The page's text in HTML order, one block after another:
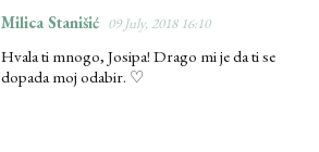
Milica Stanišić 09 July, 2018 16:10
Hvala ti mnogo, Josipa! Drago mi je da ti se
dopada moj odabir. ♡